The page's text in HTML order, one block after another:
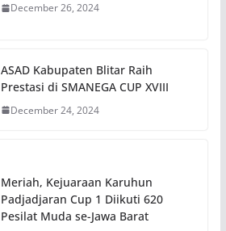
December 26, 2024
ASAD Kabupaten Blitar Raih
Prestasi di SMANEGA CUP XVIII
December 24, 2024
Meriah, Kejuaraan Karuhun
Padjadjaran Cup 1 Diikuti 620
Pesilat Muda se-Jawa Barat